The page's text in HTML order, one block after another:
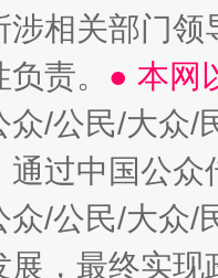
涉相关部门
责。 ● 本网
众/公民/大众
通过中国公
众/公民/大众
展，最终实